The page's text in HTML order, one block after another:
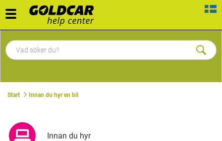
Toggle
navigation
Start Innan du hyr en bil
Innan du hyr